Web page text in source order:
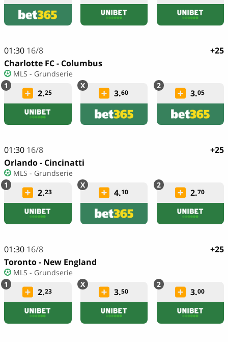
01:30 16/8
Charlotte FC - Columbus
MLS - Grundserie
2.25 3.60 3.05
+25
01:30 16/8
Orlando - Cincinatti
MLS - Grundserie
2.23 4.10 2.70
+25
01:30 16/8
Toronto - New England
MLS - Grundserie
2.23 3.50 3.00
+25